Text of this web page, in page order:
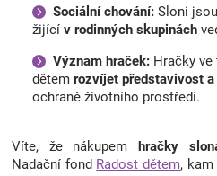
Sociální chování:Sloni
žijící v rodinných skupinách
Význam hraček:Hračky ve
dětem rozvíjet představivost
ochraně životního prostředí.
Víte, že nákupemhračky
Nadační fond Radost dětem, kam